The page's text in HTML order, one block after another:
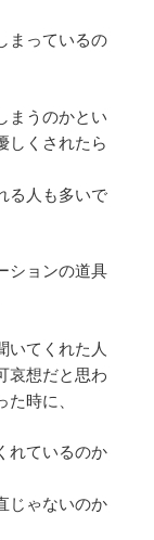
まっているの
まうのかとい
しくされたら
る人も多いで
ションの道具
いてくれた人
哀想だと思わ
時に、
れているのか
じゃないのか